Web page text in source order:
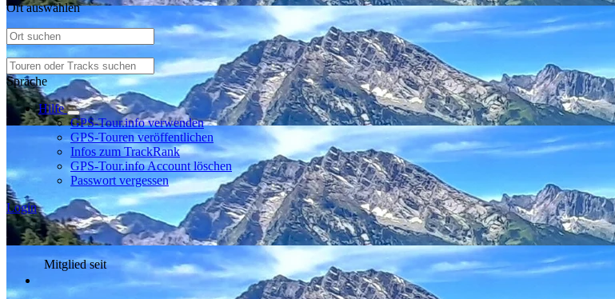
Ort auswählen
Sprache
Hilfe
GPS-Tour.info verwenden
GPS-Touren veröffentlichen
Infos zum TrackRank
GPS-Tour.info Account löschen
Passwort vergessen
Login
Mitglied seit